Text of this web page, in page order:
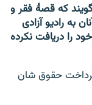
که قصۀ فقر و
به رادیو آزادی
را دریافت نکرده
حقوق شان